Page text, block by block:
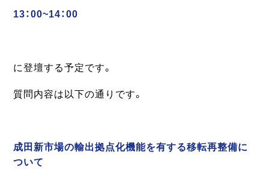
13：00~14：00
に登壇する予定です。
質問内容は以下の通りです。
成田新市場の輸出拠点化機能を有する移転再整備に
ついて